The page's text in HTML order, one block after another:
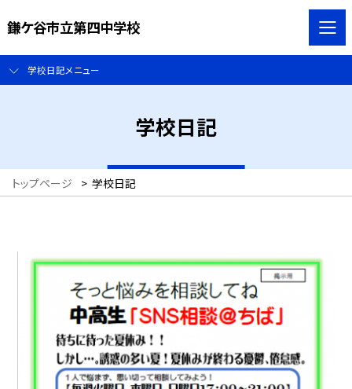
鎌ケ谷市立第四中学校
学校日記メニュー
学校日記
トップページ > 学校日記